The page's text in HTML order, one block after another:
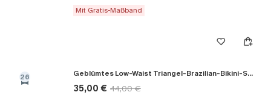
Mit Gratis-Maßband
26 Geblümtes Low-Waist Triangel-Brazilian-Bikini-Set
35,00 € 44,00 €